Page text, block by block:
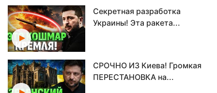
Секретная разработка
Украины! Эта ракета...
СРОЧНО ИЗ Киева! Громкая
ПЕРЕСТАНОВКА на...